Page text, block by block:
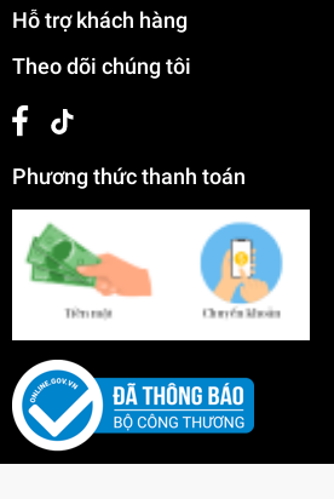
Hỗ trợ khách hàng
Theo dõi chúng tôi
Phương thức thanh toán